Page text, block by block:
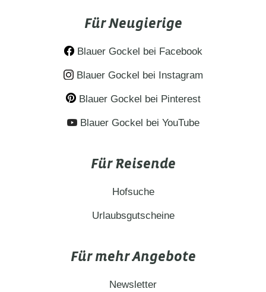
Für Neugierige
Blauer Gockel bei Facebook
Blauer Gockel bei Instagram
Blauer Gockel bei Pinterest
Blauer Gockel bei YouTube
Für Reisende
Hofsuche
Urlaubsgutscheine
Für mehr Angebote
Newsletter